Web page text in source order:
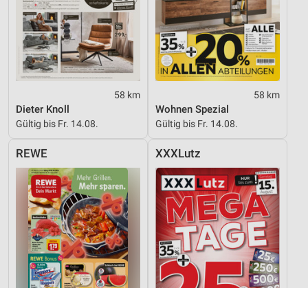
58 km
Dieter Knoll
Gültig bis Fr. 14.08.
58 km
Wohnen Spezial
Gültig bis Fr. 14.08.
REWE XXXLutz